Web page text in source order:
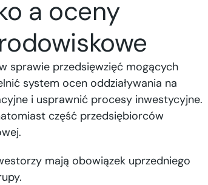
a oceny
sprawie przedsięwzięć mogących
system ocen oddziaływania na
i usprawnić procesy inwestycyjne.
część przedsiębiorców
mają obowiązek uprzedniego